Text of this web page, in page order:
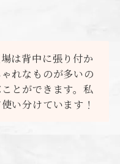
は背中に張り付か
れなものが多いの
とができます。私
い分けています！